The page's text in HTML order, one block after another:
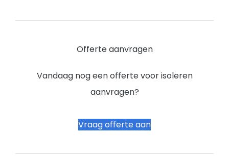
Offerte aanvragen
Vandaag nog een offerte voor isoleren
aanvragen?
Vraag offerte aan